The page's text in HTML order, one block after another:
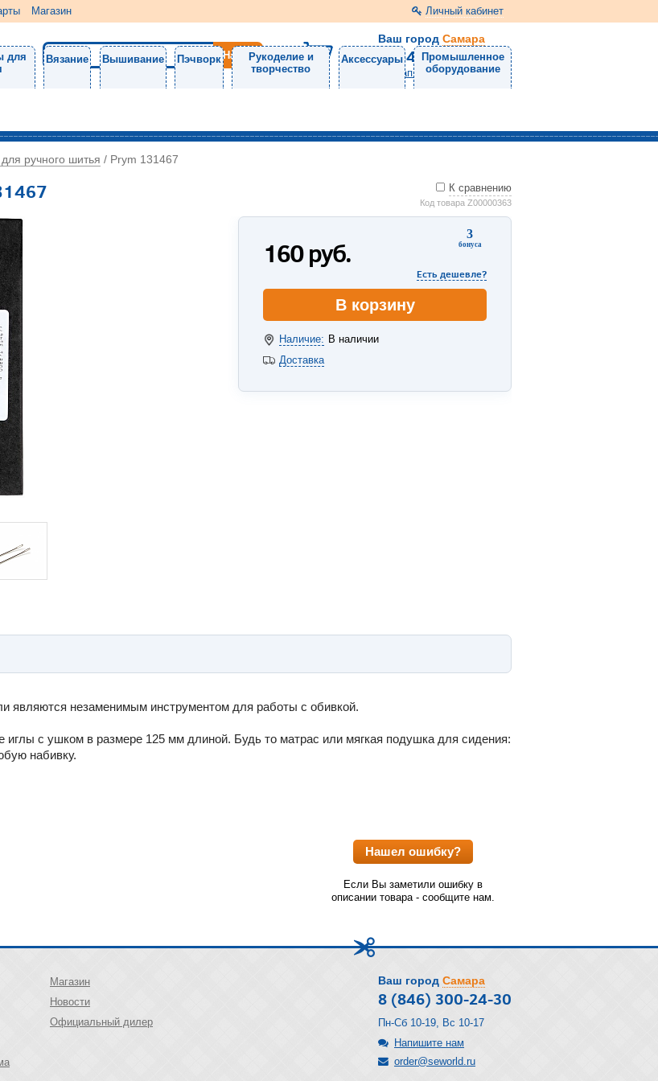
Магазин Личный кабинет
Ваш город Самара
8 (846) 300-24-30
Напишите нам
для
Вязание Вышивание Пэчворк
Рукоделие и
творчество
Аксессуары
Промышленное
оборудование
ручного шитья / Prym 131467
К сравнению
Код товара Z00000363
3
бонуса
160руб.
Есть дешевле?
В корзину
Наличие: В наличии
Доставка
являются незаменимым инструментом для работы с обивкой.
иглы с ушком в размере 125 мм длиной. Будь то матрас или мягкая подушка для сидения:
набивку.
Нашел ошибку?
Если Вы заметили ошибку в
описании товара - сообщите нам.
Магазин
Новости
Официальный дилер
Ваш город Самара
8 (846) 300-24-30
Пн-Сб 10-19, Вс 10-17
Напишите нам
order@seworld.ru